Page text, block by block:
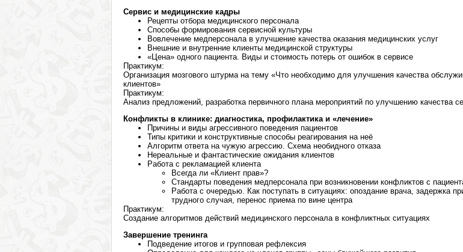
Сервис и медицинские кадры
Рецепты отбора медицинского персонала
Способы формирования сервисной культуры
Вовлечение медперсонала в улучшение качества оказания медицинских услуг
Внешние и внутренние клиенты медицинской структуры
«Цена» одного пациента. Виды и стоимость потерь от ошибок в сервисе
Практикум:
Организация мозгового штурма на тему «Что необходимо для улучшения качества
клиентов»
Практикум:
Анализ предложений, разработка первичного плана мероприятий по улучшению качества
Конфликты в клинике: диагностика, профилактика и «лечение»
Причины и виды агрессивного поведения пациентов
Типы критики и конструктивные способы реагирования на неё
Алгоритм ответа на чужую агрессию. Схема необидного отказа
Нереальные и фантастические ожидания клиентов
Работа с рекламацией клиента
Всегда ли «Клиент прав»?
Стандарты поведения медперсонала при возникновении конфликтов с
Работа с очередью. Как поступать в ситуациях: опоздание врача, задержка
трудного случая, перенос приема по вине центра
Практикум:
Создание алгоритмов действий медицинского персонала в конфликтных ситуациях
Завершение тренинга
Подведение итогов и групповая рефлексия